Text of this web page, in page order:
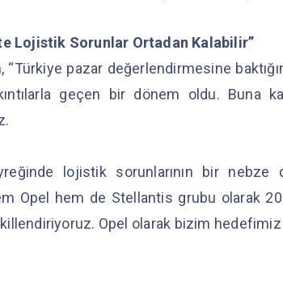
Lojistik Sorunlar Ortadan Kalabilir”
“Türkiye pazar değerlendirmesine
geçen bir dönem oldu. Buna
lojistik sorunlarının bir nebze
Opel hem de Stellantis grubu olarak
Opel olarak bizim